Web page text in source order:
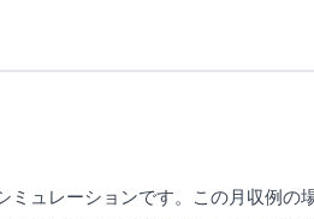
ュレーションです。この月収例の